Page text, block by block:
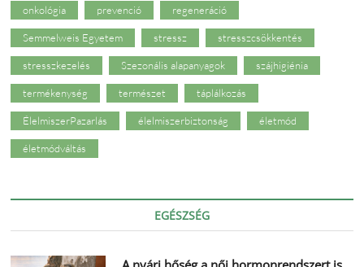
onkológia prevenció regeneráció
Semmelweis Egyetem stressz stresszcsökkentés
stresszkezelés Szezonális alapanyagok szájhigiénia
termékenység természet táplálkozás
ÉlelmiszerPazarlás élelmiszerbiztonság életmód
életmódváltás
EGÉSZSÉG